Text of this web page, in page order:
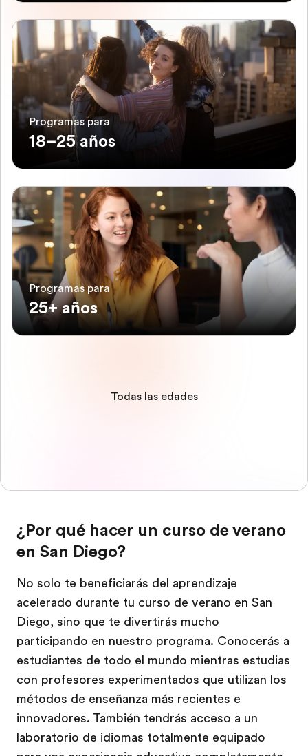
Programas para
18–25 años
Programas para
25+ años
Todas las edades
¿Por qué hacer un curso de verano
en San Diego?
No solo te beneficiarás del aprendizaje
acelerado durante tu curso de verano en San
Diego, sino que te divertirás mucho
participando en nuestro programa. Conocerás a
estudiantes de todo el mundo mientras estudias
con profesores experimentados que utilizan los
métodos de enseñanza más recientes e
innovadores. También tendrás acceso a un
laboratorio de idiomas totalmente equipado